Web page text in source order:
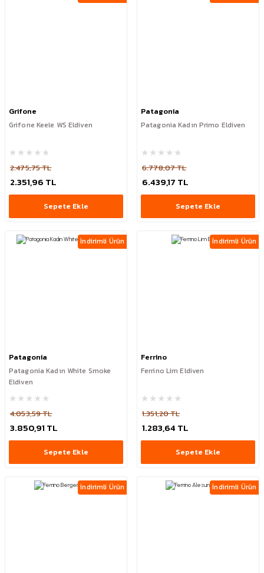
Grifone
Grifone Keele WS Eldiven
2.475,75 TL
2.351,96 TL
Sepete Ekle
Patagonia
Patagonia Kadın Primo Eldiven
6.778,07 TL
6.439,17 TL
Sepete Ekle
İndirimli Ürün
Patagonia
Patagonia Kadın White Smoke
Eldiven
4.053,59 TL
3.850,91 TL
Sepete Ekle
İndirimli Ürün
Ferrino
Ferrino Lim Eldiven
1.351,20 TL
1.283,64 TL
Sepete Ekle
İndirimli Ürün İndirimli Ürün